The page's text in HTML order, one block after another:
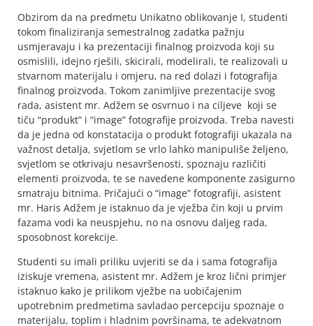
Obzirom da na predmetu Unikatno oblikovanje I, studenti
tokom finaliziranja semestralnog zadatka pažnju
usmjeravaju i ka prezentaciji finalnog proizvoda koji su
osmislili, idejno rješili, skicirali, modelirali, te realizovali u
stvarnom materijalu i omjeru, na red dolazi i fotografija
finalnog proizvoda. Tokom zanimljive prezentacije svog
rada, asistent mr. Adžem se osvrnuo i na ciljeve koji se
tiču “produkt” i “image” fotografije proizvoda. Treba navesti
da je jedna od konstatacija o produkt fotografiji ukazala na
važnost detalja, svjetlom se vrlo lahko manipuliše željeno,
svjetlom se otkrivaju nesavršenosti, spoznaju različiti
elementi proizvoda, te se navedene komponente zasigurno
smatraju bitnima. Pričajući o “image” fotografiji, asistent
mr. Haris Adžem je istaknuo da je vježba čin koji u prvim
fazama vodi ka neuspjehu, no na osnovu daljeg rada,
sposobnost korekcije.
Studenti su imali priliku uvjeriti se da i sama fotografija
iziskuje vremena, asistent mr. Adžem je kroz lični primjer
istaknuo kako je prilikom vježbe na uobičajenim
upotrebnim predmetima savladao percepciju spoznaje o
materijalu, toplim i hladnim površinama, te adekvatnom